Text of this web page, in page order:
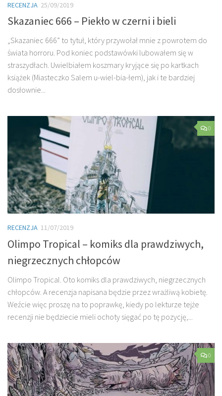
RECENZJA 25/09/2019
Skazaniec 666 – Piekło w czerni i bieli
„Skazaniec 666” to tytuł, który przywołał mnie z powrotem do
świata horroru. Pod koniec podstawówki lubowałem się w
straszydłach. Uwielbiałem koszmary kryjące się po kartkach
książek (Miasteczko Salem u-wiel-bia-łem), jak i te bardziej
dosłownie...
0
RECENZJA 11/07/2019
Olimpo Tropical – komiks dla prawdziwych,
niegrzecznych chłopców
Olimpo Tropical. Oto komiks dla prawdziwych, niegrzecznych
chłopców. A recenzja napisana będzie przez wrażliwą kobietę.
Weźcie więc proszę na to poprawkę, kiedy po lekturze tejże
recenzji nie będziecie mieli ochoty sięgać po tę pozycję,...
0